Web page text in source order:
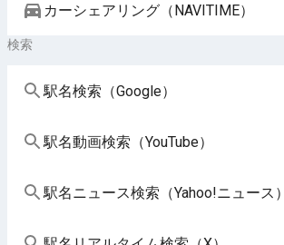
カーシェアリング（NAVITIME）
検索
駅名検索（Google）
駅名動画検索（YouTube）
駅名ニュース検索（Yahoo!ニュース）